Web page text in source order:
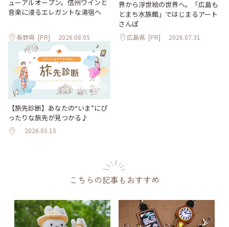
ューアルオープン。信州ワインと
音楽に浸るエレガントな湯宿へ
長野県 [PR] 2026.08.05
界から浮世絵の世界へ。「広島も
とまち水族館」ではじまるアート
さんぽ
広島県 [PR] 2026.07.31
【旅先診断】あなたの“いま”にぴ
ったりな旅先が見つかる♪
2026.05.15
こちらの記事もおすすめ